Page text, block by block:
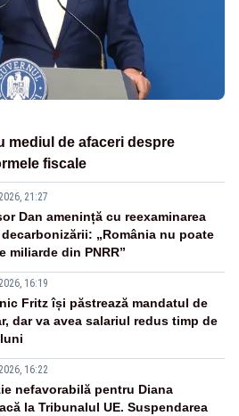
mediul de afaceri despre
fiscale
21:27
Dan amenință cu reexaminarea
„România nu poate
miliarde din PNRR”
16:19
Fritz își păstrează mandatul de
dar va avea salariul redus timp de
16:22
nefavorabilă pentru Diana
la Tribunalul UE. Suspendarea